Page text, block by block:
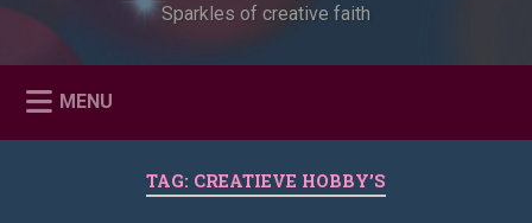
Sparkles of creative faith
MENU
TAG: CREATIEVE HOBBY’S